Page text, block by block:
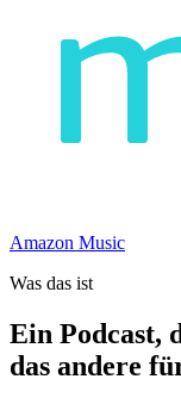
Amazon Music
Was das ist
Ein Podcast,
das andere